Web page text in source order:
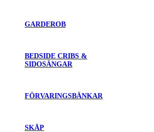
GARDEROB
BEDSIDE CRIBS &
SIDOSÄNGAR
FÖRVARINGSBÄNKAR
SKÅP